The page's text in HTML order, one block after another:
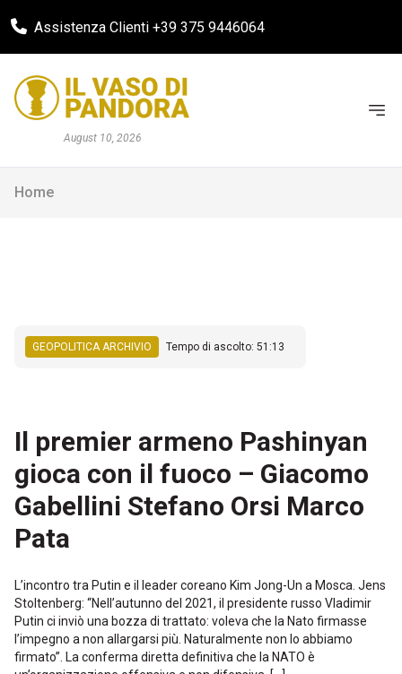
Assistenza Clienti +39 375 9446064
August 10, 2026
Home
GEOPOLITICA ARCHIVIO Tempo di ascolto: 51:13
Il premier armeno Pashinyan
gioca con il fuoco – Giacomo
Gabellini Stefano Orsi Marco
Pata
L’incontro tra Putin e il leader coreano Kim Jong-Un a Mosca. Jens
Stoltenberg: “Nell’autunno del 2021, il presidente russo Vladimir
Putin ci inviò una bozza di trattato: voleva che la Nato firmasse
l’impegno a non allargarsi più. Naturalmente non lo abbiamo
firmato”. La conferma diretta definitiva che la NATO è